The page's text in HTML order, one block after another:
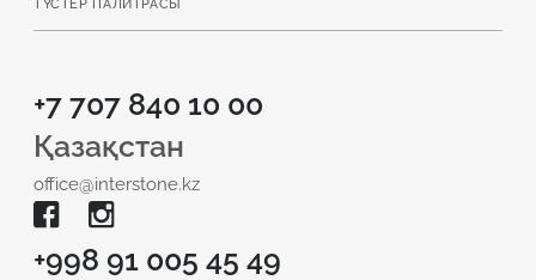
+7 707 840 10 00
Қазақстан
office@interstone.kz
+998 91 005 45 49